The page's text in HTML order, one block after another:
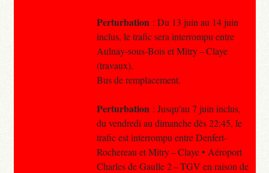
Perturbation : Du 13 juin au 14 juin
inclus, le trafic sera interrompu entre
Aulnay-sous-Bois et Mitry – Claye
(travaux).
Bus de remplacement.
Perturbation : Jusqu'au 7 juin inclus,
du vendredi au dimanche dès 22:45, le
trafic est interrompu entre Denfert-
Rochereau et Mitry – Claye • Aéroport
Charles de Gaulle 2 – TGV en raison de